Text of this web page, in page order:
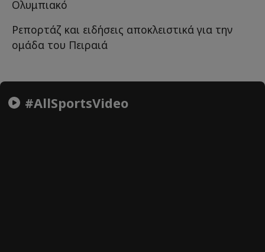
Ολυμπιακό
Ρεπορτάζ και ειδήσεις αποκλειστικά για την
ομάδα του Πειραιά
#AllSportsVideo